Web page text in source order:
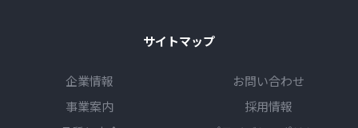
サイトマップ
企業情報
事業案内
お問い合わせ
採用情報